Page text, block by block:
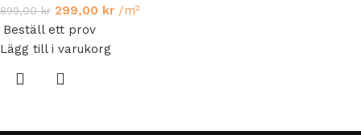
899,00kr 299,00 kr /m²
Beställ ett prov
Lägg till i varukorg